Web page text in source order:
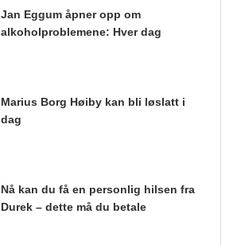
Jan Eggum åpner opp om
alkoholproblemene: Hver dag
Marius Borg Høiby kan bli løslatt i
dag
Nå kan du få en personlig hilsen fra
Durek – dette må du betale